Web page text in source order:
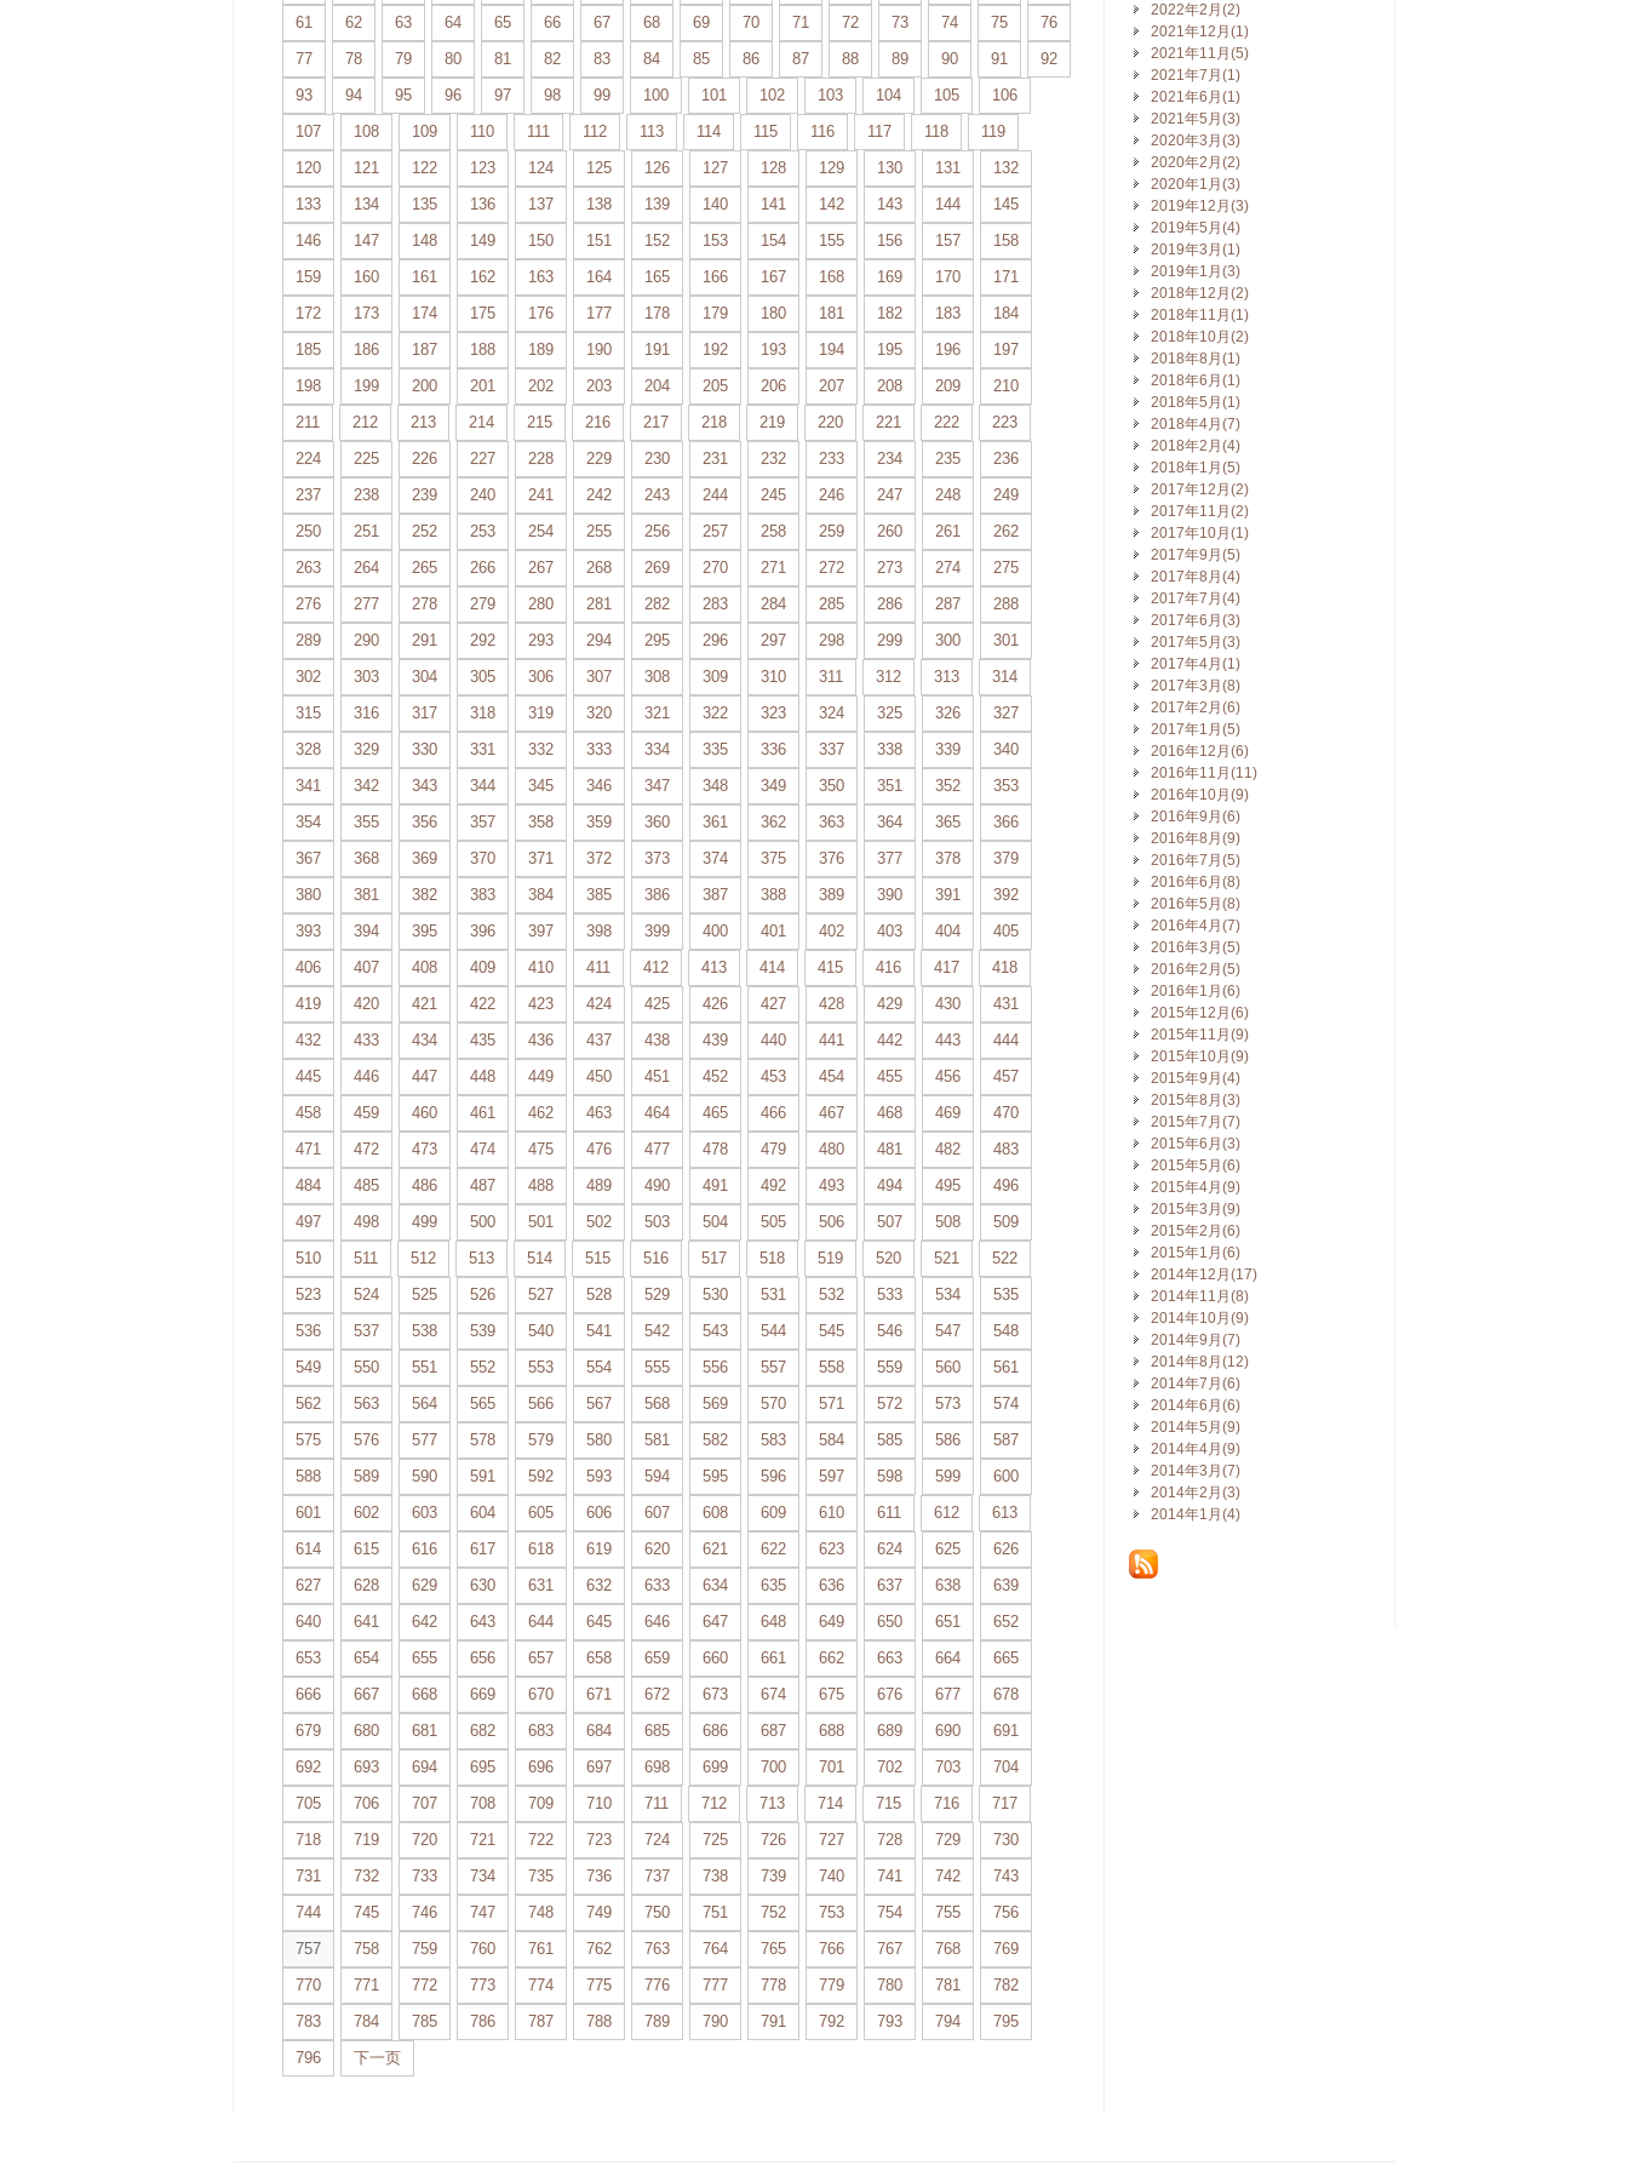
61
62 63 64 65 66 67 68 69 70 71 72 73 74 75
76
77
78 79 80 81 82 83 84 85 86 87 88 89 90 91
92
93
94 95 96 97 98 99 100 101 102 103 104 105
106
107
108 109 110 111 112 113 114 115 116 117 118
119
120
121 122 123 124 125 126 127 128 129 130 131
132
133
134 135 136 137 138 139 140 141 142 143 144
145
146
147 148 149 150 151 152 153 154 155 156 157
158
159
160 161 162 163 164 165 166 167 168 169 170
171
172
173 174 175 176 177 178 179 180 181 182 183
184
185
186 187 188 189 190 191 192 193 194 195 196
197
198
199 200 201 202 203 204 205 206 207 208 209
210
211
212 213 214 215 216 217 218 219 220 221 222
223
224
225 226 227 228 229 230 231 232 233 234 235
236
237
238 239 240 241 242 243 244 245 246 247 248
249
250
251 252 253 254 255 256 257 258 259 260 261
262
263
264 265 266 267 268 269 270 271 272 273 274
275
276
277 278 279 280 281 282 283 284 285 286 287
288
289
290 291 292 293 294 295 296 297 298 299 300
301
302
303 304 305 306 307 308 309 310 311 312 313
314
315
316 317 318 319 320 321 322 323 324 325 326
327
328
329 330 331 332 333 334 335 336 337 338 339
340
341
342 343 344 345 346 347 348 349 350 351 352
353
354
355 356 357 358 359 360 361 362 363 364 365
366
367
368 369 370 371 372 373 374 375 376 377 378
379
380
381 382 383 384 385 386 387 388 389 390 391
392
393
394 395 396 397 398 399 400 401 402 403 404
405
406
407 408 409 410 411 412 413 414 415 416 417
418
419
420 421 422 423 424 425 426 427 428 429 430
431
432
433 434 435 436 437 438 439 440 441 442 443
444
445
446 447 448 449 450 451 452 453 454 455 456
457
458
459 460 461 462 463 464 465 466 467 468 469
470
471
472 473 474 475 476 477 478 479 480 481 482
483
484
485 486 487 488 489 490 491 492 493 494 495
496
497
498 499 500 501 502 503 504 505 506 507 508
509
510
511 512 513 514 515 516 517 518 519 520 521
522
523
524 525 526 527 528 529 530 531 532 533 534
535
536
537 538 539 540 541 542 543 544 545 546 547
548
549
550 551 552 553 554 555 556 557 558 559 560
561
562
563 564 565 566 567 568 569 570 571 572 573
574
575
576 577 578 579 580 581 582 583 584 585 586
587
588
589 590 591 592 593 594 595 596 597 598 599
600
601
602 603 604 605 606 607 608 609 610 611 612
613
614
615 616 617 618 619 620 621 622 623 624 625
626
627
628 629 630 631 632 633 634 635 636 637 638
639
640
641 642 643 644 645 646 647 648 649 650 651
652
653
654 655 656 657 658 659 660 661 662 663 664
665
666
667 668 669 670 671 672 673 674 675 676 677
678
679
680 681 682 683 684 685 686 687 688 689 690
691
692
693 694 695 696 697 698 699 700 701 702 703
704
705
706 707 708 709 710 711 712 713 714 715 716
717
718
719 720 721 722 723 724 725 726 727 728 729
730
731
732 733 734 735 736 737 738 739 740 741 742
743
744
745 746 747 748 749 750 751 752 753 754 755
756
757
758 759 760 761 762 763 764 765 766 767 768
769
770
771 772 773 774 775 776 777 778 779 780 781
782
783
784 785 786 787 788 789 790 791 792 793 794
795
796
下一页
2022年2月(2)
2021年12月(1)
2021年11月(5)
2021年7月(1)
2021年6月(1)
2021年5月(3)
2020年3月(3)
2020年2月(2)
2020年1月(3)
2019年12月(3)
2019年5月(4)
2019年3月(1)
2019年1月(3)
2018年12月(2)
2018年11月(1)
2018年10月(2)
2018年8月(1)
2018年6月(1)
2018年5月(1)
2018年4月(7)
2018年2月(4)
2018年1月(5)
2017年12月(2)
2017年11月(2)
2017年10月(1)
2017年9月(5)
2017年8月(4)
2017年7月(4)
2017年6月(3)
2017年5月(3)
2017年4月(1)
2017年3月(8)
2017年2月(6)
2017年1月(5)
2016年12月(6)
2016年11月(11)
2016年10月(9)
2016年9月(6)
2016年8月(9)
2016年7月(5)
2016年6月(8)
2016年5月(8)
2016年4月(7)
2016年3月(5)
2016年2月(5)
2016年1月(6)
2015年12月(6)
2015年11月(9)
2015年10月(9)
2015年9月(4)
2015年8月(3)
2015年7月(7)
2015年6月(3)
2015年5月(6)
2015年4月(9)
2015年3月(9)
2015年2月(6)
2015年1月(6)
2014年12月(17)
2014年11月(8)
2014年10月(9)
2014年9月(7)
2014年8月(12)
2014年7月(6)
2014年6月(6)
2014年5月(9)
2014年4月(9)
2014年3月(7)
2014年2月(3)
2014年1月(4)